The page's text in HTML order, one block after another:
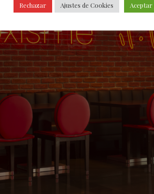
Rechazar Ajustes de Cookies Aceptar